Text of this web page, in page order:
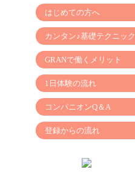
はじめての方へ
カンタン♪基礎テクニック
GRANで働くメリット
1日体験の流れ
コンパニオンQ＆A
登録からの流れ